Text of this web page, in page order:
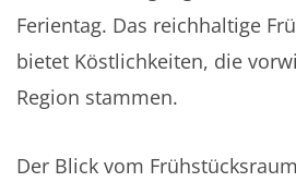
Ferientag. Das reichhaltige
bietet Köstlichkeiten, die
Region stammen.
Der Blick vom